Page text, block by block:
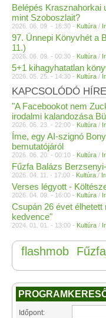
Belépés Krasznahorkai
mint Szoboszlait?
2026. 06. 09. - 16:30 - Kultúra /
97. Ünnepi Könyvhét a
11.)
2026. 06. 09. - 00:30 - Kultúra /
5+1 kihagyhatatlan
2026. 05. 25. - 14:30 - Kultúra /
KAPCSOLÓDÓ
"A Facebookot nem
irodalmi kalandozása
2026. 06. 23. - 22:00 - Kultúra /
Íme, egy AI-szignó
bemutatójáról
2026. 06. 20. - 00:10 - Kultúra /
Fűzfa Balázs
2026. 04. 11. - 17:00 - Kultúra /
Verses légyott -
2026. 04. 09. - 16:00 - Kultúra /
Csupán 26 évet
kedvence"
2024. 01. 01. - 13:00 - Kultúra /
flashmob
Időpont: